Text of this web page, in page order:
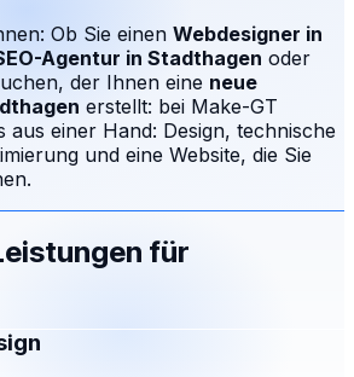
Ob Sie einen Webdesigner in
Agentur in Stadthagen oder
der Ihnen eine neue
erstellt: bei Make-GT
aus einer Hand: Design, technische
und eine Website, die Sie
für